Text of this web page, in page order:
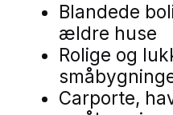
Blandede
ældre huse
Rolige og
Carporte,